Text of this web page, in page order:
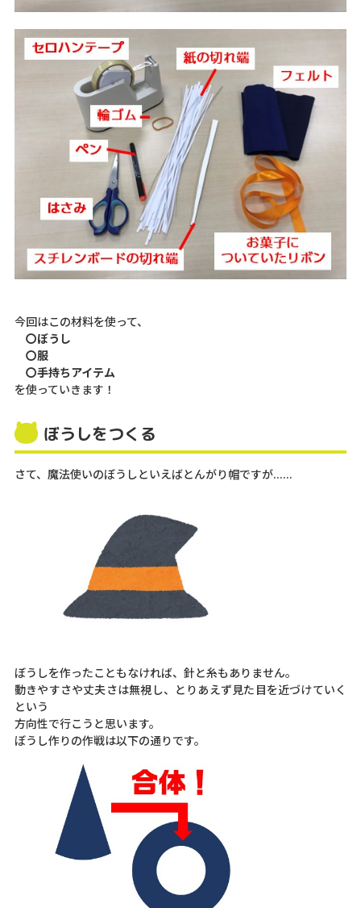
今回はこの材料を使って、
〇ぼうし
〇服
〇手持ちアイテム
を使っていきます！
ぼうしをつくる
さて、魔法使いのぼうしといえばとんがり帽ですが......
ぼうしを作ったこともなければ、針と糸もありません。
動きやすさや丈夫さは無視し、とりあえず見た目を近づけていく
という
方向性で行こうと思います。
ぼうし作りの作戦は以下の通りです。